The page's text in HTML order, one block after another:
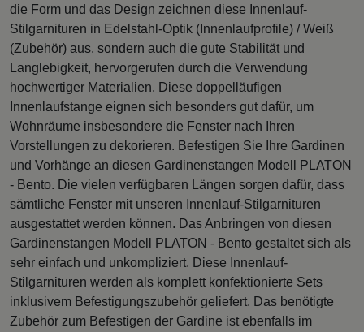
die Form und das Design zeichnen diese Innenlauf-
Stilgarnituren in Edelstahl-Optik (Innenlaufprofile) / Weiß
(Zubehör) aus, sondern auch die gute Stabilität und
Langlebigkeit, hervorgerufen durch die Verwendung
hochwertiger Materialien. Diese doppelläufigen
Innenlaufstange eignen sich besonders gut dafür, um
Wohnräume insbesondere die Fenster nach Ihren
Vorstellungen zu dekorieren. Befestigen Sie Ihre Gardinen
und Vorhänge an diesen Gardinenstangen Modell PLATON
- Bento. Die vielen verfügbaren Längen sorgen dafür, dass
sämtliche Fenster mit unseren Innenlauf-Stilgarnituren
ausgestattet werden können. Das Anbringen von diesen
Gardinenstangen Modell PLATON - Bento gestaltet sich als
sehr einfach und unkompliziert. Diese Innenlauf-
Stilgarnituren werden als komplett konfektionierte Sets
inklusivem Befestigungszubehör geliefert. Das benötigte
Zubehör zum Befestigen der Gardine ist ebenfalls im